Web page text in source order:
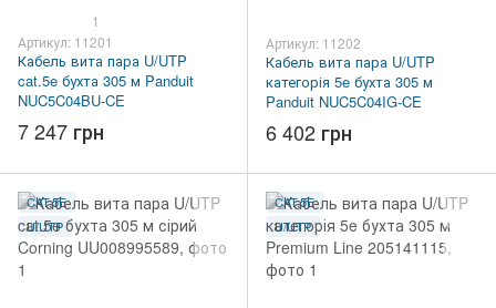
1
Артикул: 11201
Кабель вита пара U/UTP
cat.5e бухта 305 м Panduit
NUC5C04BU-CE
7 247 грн
Артикул: 11202
Кабель вита пара U/UTP
категорія 5e бухта 305 м
Panduit NUC5C04IG-CE
6 402 грн
CAT.5E
U/UTP
CAT.5E
U/UTP